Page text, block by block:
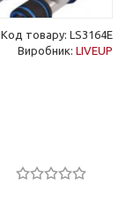
Код товару: LS3164E
Виробник: LIVEUP